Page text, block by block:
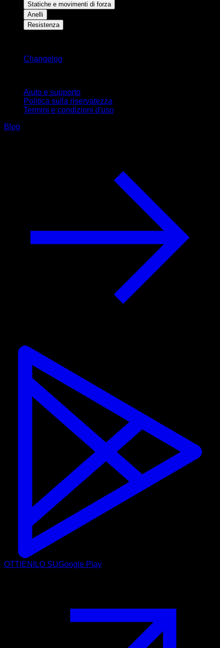
Statiche e movimenti di forza
Anelli
Resistenza
Changelog
Aiuto e supporto
Politica sulla riservatezza
Termini e condizioni d'uso
Blog
OTTIENILO SUGoogle Play